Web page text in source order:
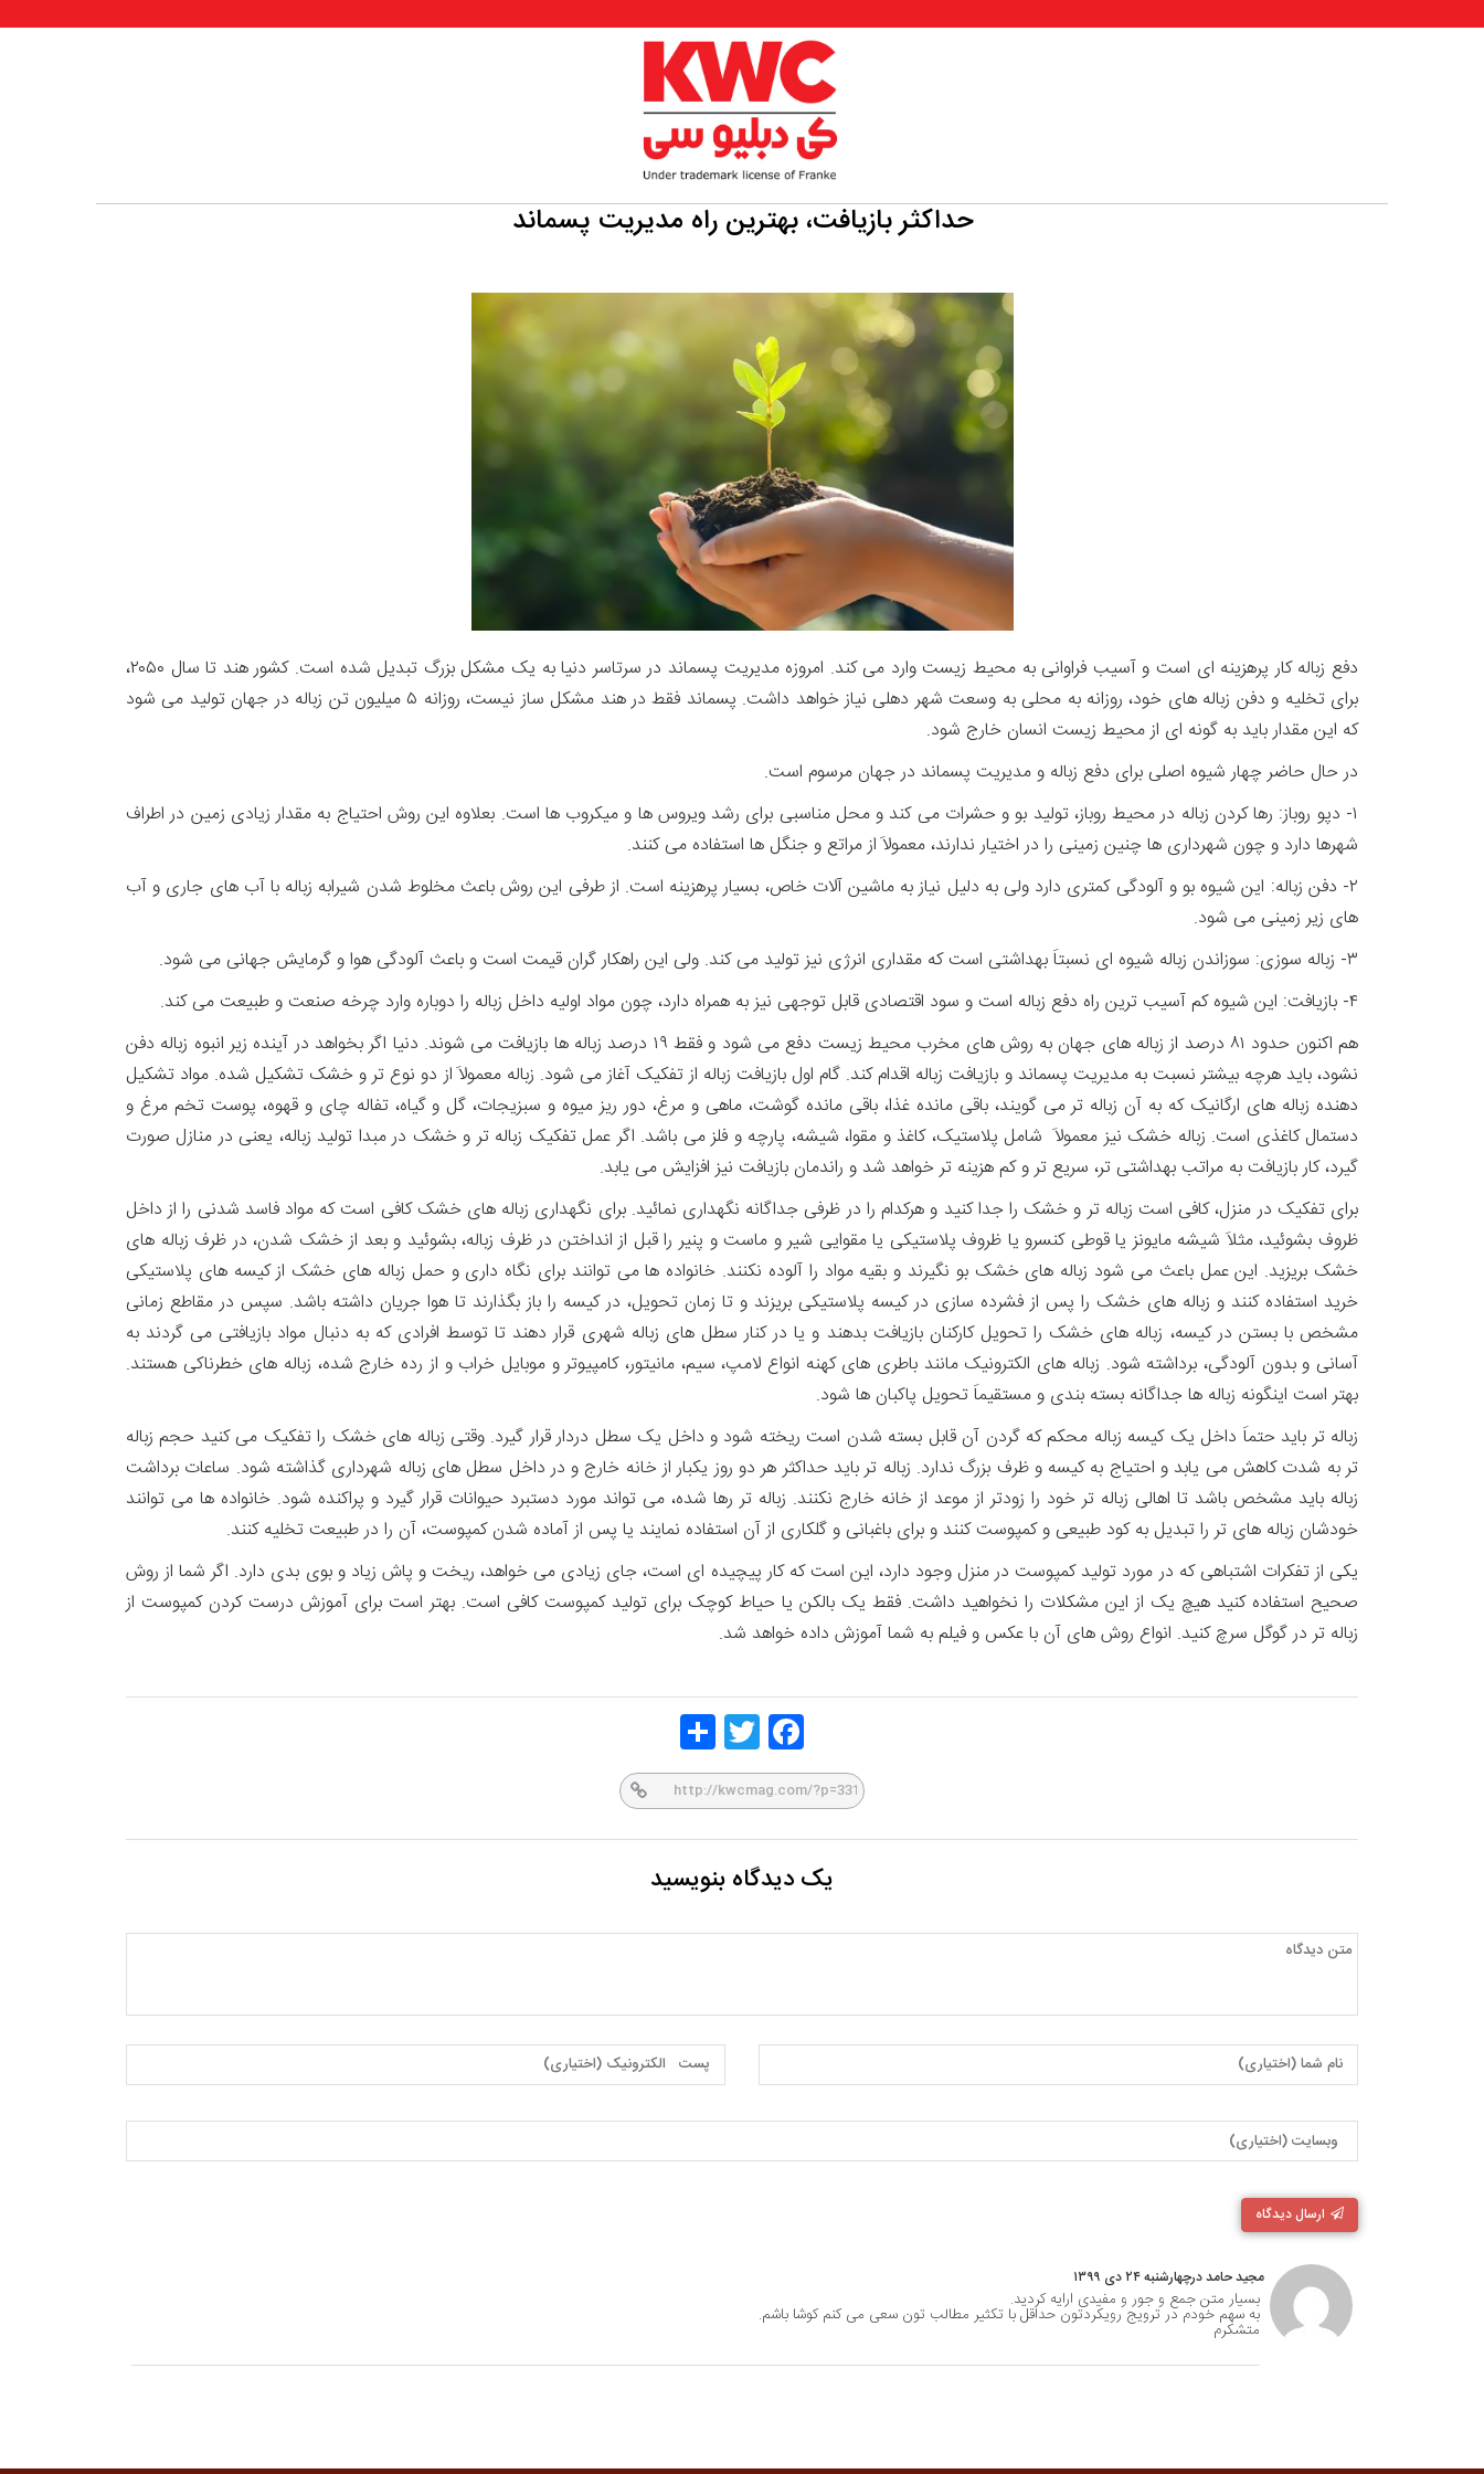
حداکثر بازیافت، بهترین راه مدیریت پسماند
دفع زباله کار پرهزینه ای است و آسیب فراوانی به محیط زیست وارد می کند. امروزه مدیریت پسماند در سرتاسر دنیا به یک مشکل بزرگ تبدیل شده است. کشور هند تا سال ۲۰۵۰،
برای تخلیه و دفن زباله های خود، روزانه به محلی به وسعت شهر دهلی نیاز خواهد داشت. پسماند فقط در هند مشکل ساز نیست، روزانه ۵ میلیون تن زباله در جهان تولید می شود
که این مقدار باید به گونه ای از محیط زیست انسان خارج شود.
در حال حاضر چهار شیوه اصلی برای دفع زباله و مدیریت پسماند در جهان مرسوم است.
۱- دپو روباز: رها کردن زباله در محیط روباز، تولید بو و حشرات می کند و محل مناسبی برای رشد ویروس ها و میکروب ها است. بعلاوه این روش احتیاج به مقدار زیادی زمین در اطراف
شهرها دارد و چون شهرداری ها چنین زمینی را در اختیار ندارند، معمولاَ از مراتع و جنگل ها استفاده می کنند.
۲- دفن زباله: این شیوه بو و آلودگی کمتری دارد ولی به دلیل نیاز به ماشین آلات خاص، بسیار پرهزینه است. از طرفی این روش باعث مخلوط شدن شیرابه زباله با آب های جاری و آب
های زیر زمینی می شود.
۳- زباله سوزی: سوزاندن زباله شیوه ای نسبتاَ بهداشتی است که مقداری انرژی نیز تولید می کند. ولی این راهکار گران قیمت است و باعث آلودگی هوا و گرمایش جهانی می شود.
۴- بازیافت: این شیوه کم آسیب ترین راه دفع زباله است و سود اقتصادی قابل توجهی نیز به همراه دارد، چون مواد اولیه داخل زباله را دوباره وارد چرخه صنعت و طبیعت می کند.
هم اکنون حدود ۸۱ درصد از زباله های جهان به روش های مخرب محیط زیست دفع می شود و فقط ۱۹ درصد زباله ها بازیافت می شوند. دنیا اگر بخواهد در آینده زیر انبوه زباله دفن
نشود، باید هرچه بیشتر نسبت به مدیریت پسماند و بازیافت زباله اقدام کند. گام اول بازیافت زباله از تفکیک آغاز می شود. زباله معمولاَ از دو نوع تر و خشک تشکیل شده. مواد تشکیل
دهنده زباله های ارگانیک که به آن زباله تر می گویند، باقی مانده غذا، باقی مانده گوشت، ماهی و مرغ، دور ریز میوه و سبزیجات، گل و گیاه، تفاله چای و قهوه، پوست تخم مرغ و
دستمال کاغذی است. زباله خشک نیز معمولاَ شامل پلاستیک، کاغذ و مقوا، شیشه، پارچه و فلز می باشد. اگر عمل تفکیک زباله تر و خشک در مبدا تولید زباله، یعنی در منازل صورت
گیرد، کار بازیافت به مراتب بهداشتی تر، سریع تر و کم هزینه تر خواهد شد و راندمان بازیافت نیز افزایش می یابد.
برای تفکیک در منزل، کافی است زباله تر و خشک را جدا کنید و هرکدام را در ظرفی جداگانه نگهداری نمائید. برای نگهداری زباله های خشک کافی است که مواد فاسد شدنی را از داخل
ظروف بشوئید، مثلاَ شیشه مایونز یا قوطی کنسرو یا ظروف پلاستیکی یا مقوایی شیر و ماست و پنیر را قبل از انداختن در ظرف زباله، بشوئید و بعد از خشک شدن، در ظرف زباله های
خشک بریزید. این عمل باعث می شود زباله های خشک بو نگیرند و بقیه مواد را آلوده نکنند. خانواده ها می توانند برای نگاه داری و حمل زباله های خشک از کیسه های پلاستیکی
خرید استفاده کنند و زباله های خشک را پس از فشرده سازی در کیسه پلاستیکی بریزند و تا زمان تحویل، در کیسه را باز بگذارند تا هوا جریان داشته باشد. سپس در مقاطع زمانی
مشخص با بستن در کیسه، زباله های خشک را تحویل کارکنان بازیافت بدهند و یا در کنار سطل های زباله شهری قرار دهند تا توسط افرادی که به دنبال مواد بازیافتی می گردند به
آسانی و بدون آلودگی، برداشته شود. زباله های الکترونیک مانند باطری های کهنه انواع لامپ، سیم، مانیتور، کامپیوتر و موبایل خراب و از رده خارج شده، زباله های خطرناکی هستند.
بهتر است اینگونه زباله ها جداگانه بسته بندی و مستقیماَ تحویل پاکبان ها شود.
زباله تر باید حتماَ داخل یک کیسه زباله محکم که گردن آن قابل بسته شدن است ریخته شود و داخل یک سطل دردار قرار گیرد. وقتی زباله های خشک را تفکیک می کنید حجم زباله
تر به شدت کاهش می یابد و احتیاج به کیسه و ظرف بزرگ ندارد. زباله تر باید حداکثر هر دو روز یکبار از خانه خارج و در داخل سطل های زباله شهرداری گذاشته شود. ساعات برداشت
زباله باید مشخص باشد تا اهالی زباله تر خود را زودتر از موعد از خانه خارج نکنند. زباله تر رها شده، می تواند مورد دستبرد حیوانات قرار گیرد و پراکنده شود. خانواده ها می توانند
خودشان زباله های تر را تبدیل به کود طبیعی و کمپوست کنند و برای باغبانی و گلکاری از آن استفاده نمایند یا پس از آماده شدن کمپوست، آن را در طبیعت تخلیه کنند.
یکی از تفکرات اشتباهی که در مورد تولید کمپوست در منزل وجود دارد، این است که کار پیچیده ای است، جای زیادی می خواهد، ریخت و پاش زیاد و بوی بدی دارد. اگر شما از روش
صحیح استفاده کنید هیچ یک از این مشکلات را نخواهید داشت. فقط یک بالکن یا حیاط کوچک برای تولید کمپوست کافی است. بهتر است برای آموزش درست کردن کمپوست از
زباله تر در گوگل سرچ کنید. انواع روش های آن با عکس و فیلم به شما آموزش داده خواهد شد.
Face
Twitt
یک دیدگاه بنویسید
ارسال دیدگاه
مجید حامد درچهارشنبه ۲۴ دی ۱۳۹۹
بسیار متن جمع و جور و مفیدی ارایه کردید.
به سهم خودم در ترویج رویکردتون حداقل با تکثیر مطالب تون سعی می کنم کوشا باشم.
متشکرم